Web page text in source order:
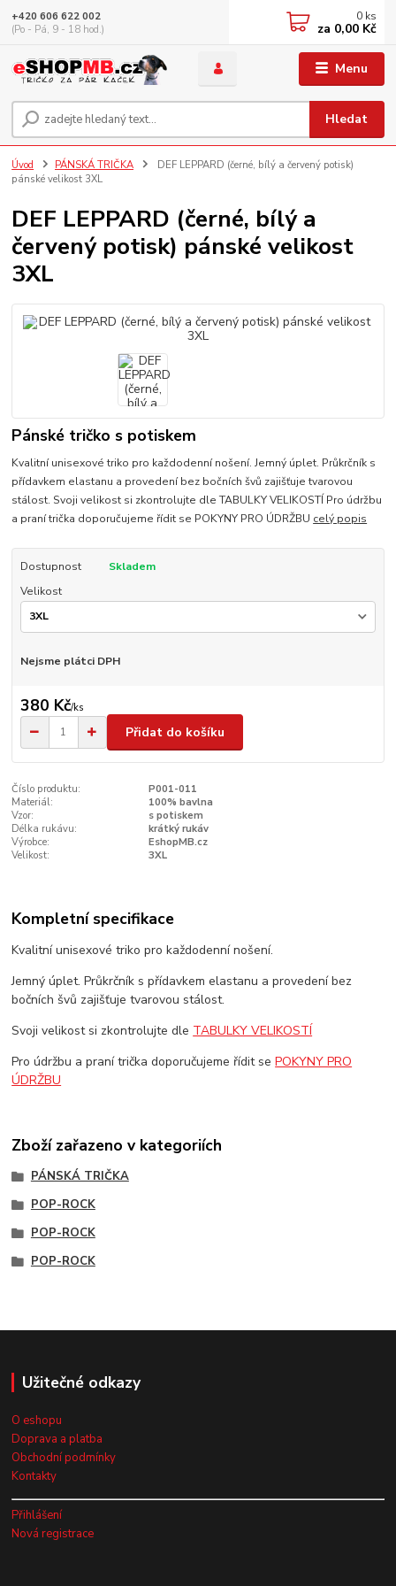
Menu
Hledat
+420 606 622 002
(Po - Pá, 9 - 18 hod.)
0 ks
za 0,00 Kč
Úvod PÁNSKÁ TRIČKA
DEF LEPPARD (černé, bílý a červený potisk)
pánské velikost 3XL
DEF LEPPARD (černé, bílý a
červený potisk) pánské velikost
3XL
Pánské tričko s potiskem
Kvalitní unisexové triko pro každodenní nošení. Jemný úplet. Průkrčník s
přídavkem elastanu a provedení bez bočních švů zajišťuje tvarovou
stálost. Svoji velikost si zkontrolujte dle TABULKY VELIKOSTÍ Pro údržbu
a praní trička doporučujeme řídit se POKYNY PRO ÚDRŽBU celý popis
Dostupnost
Skladem
Velikost
Nejsme plátci DPH
380 Kč/ks
Přidat do košíku
Číslo produktu:
P001-011
Materiál:
100% bavlna
Vzor:
s potiskem
Délka rukávu:
krátký rukáv
Výrobce:
EshopMB.cz
Velikost:
3XL
Kompletní specifikace
Kvalitní unisexové triko pro každodenní nošení.
Jemný úplet. Průkrčník s přídavkem elastanu a provedení bez
bočních švů zajišťuje tvarovou stálost.
Svoji velikost si zkontrolujte dle TABULKY VELIKOSTÍ
Pro údržbu a praní trička doporučujeme řídit sePOKYNY PRO
ÚDRŽBU
Zboží zařazeno v kategoriích
PÁNSKÁ TRIČKA
POP-ROCK
POP-ROCK
POP-ROCK
Užitečné odkazy
O eshopu
Doprava a platba
Obchodní podmínky
Kontakty
Přihlášení
Nová registrace